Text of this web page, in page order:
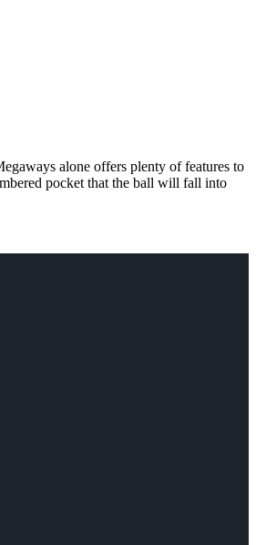
alone offers plenty of features to
pocket that the ball will fall into